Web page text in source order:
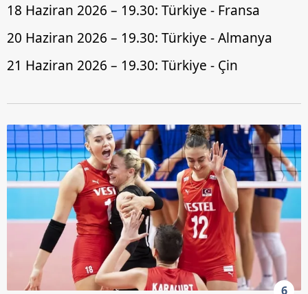
18 Haziran 2026 – 19.30: Türkiye - Fransa
20 Haziran 2026 – 19.30: Türkiye - Almanya
21 Haziran 2026 – 19.30: Türkiye - Çin
6